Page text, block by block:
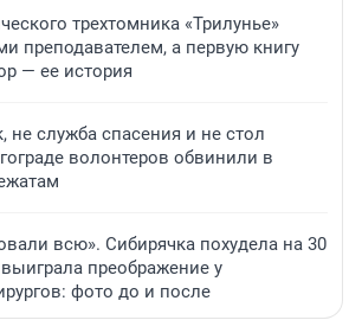
трехтомника «Трилунье»
преподавателем, а первую книгу
— ее история
не служба спасения и не стол
волонтеров обвинили в
всю». Сибирячка похудела на 30
преображение у
фото до и после